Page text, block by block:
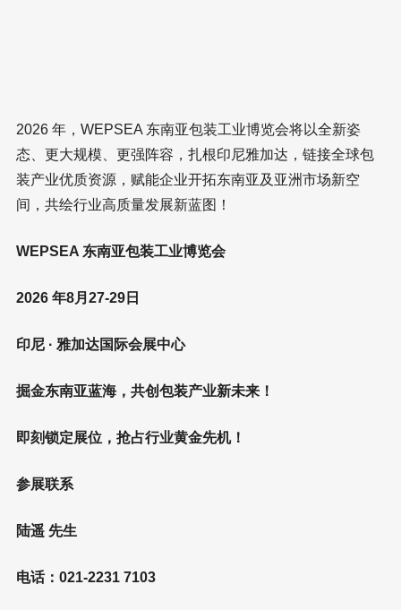
2026 年，WEPSEA 东南亚包装工业博览会将以全新姿
态、更大规模、更强阵容，扎根印尼雅加达，链接全球包
装产业优质资源，赋能企业开拓东南亚及亚洲市场新空
间，共绘行业高质量发展新蓝图！
WEPSEA 东南亚包装工业博览会
2026 年8月27-29日
印尼 · 雅加达国际会展中心
掘金东南亚蓝海，共创包装产业新未来！
即刻锁定展位，抢占行业黄金先机！
参展联系
陆遥 先生
电话：021-2231 7103